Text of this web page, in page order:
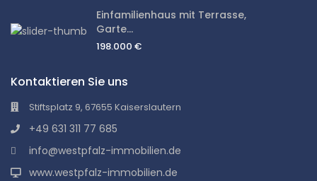
Einfamilienhaus mit Terrasse,
Garte...
198.000 €
Kontaktieren Sie uns
Stiftsplatz 9, 67655 Kaiserslautern
+49 631 311 77 685
info@westpfalz-immobilien.de
www.westpfalz-immobilien.de